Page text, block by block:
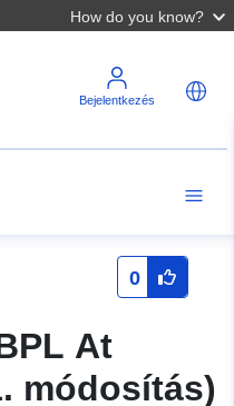
How do you know?
Bejelentkezés
0
At
módosítás)